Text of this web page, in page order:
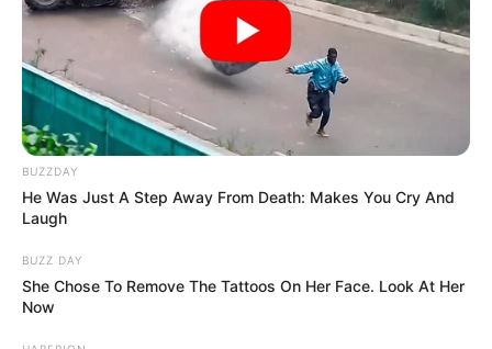
BUZZDAY
He Was Just A Step Away From Death: Makes You Cry And
Laugh
BUZZ DAY
She Chose To Remove The Tattoos On Her Face. Look At Her
Now